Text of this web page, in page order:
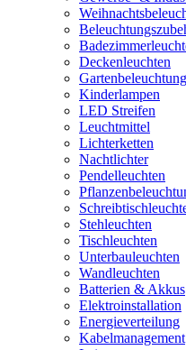
Deckenleuchten
Gartenbeleuchtung
Kinderlampen
LED Streifen
Leuchtmittel
Lichterketten
Nachtlichter
Pendelleuchten
Stehleuchten
Tischleuchten
Unterbauleuchten
Wandleuchten
Batterien & Akkus
Elektroinstallation
Energieverteilung
Kabelmanagement